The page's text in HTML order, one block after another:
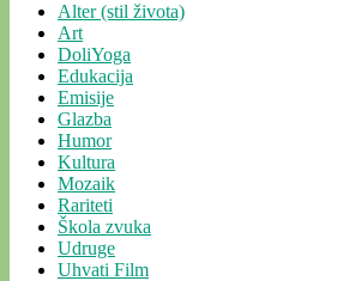
Alter (stil života)
Art
DoliYoga
Edukacija
Emisije
Glazba
Humor
Kultura
Mozaik
Rariteti
Škola zvuka
Udruge
Uhvati Film